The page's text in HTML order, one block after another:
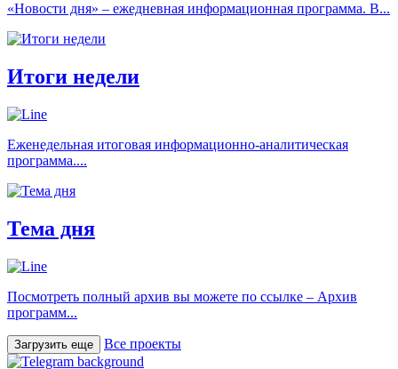
«Новости дня» – ежедневная информационная программа. В...
Итоги недели
Еженедельная итоговая информационно-аналитическая
программа....
Тема дня
Посмотреть полный архив вы можете по ссылке – Архив
программ...
Загрузить еще Все проекты